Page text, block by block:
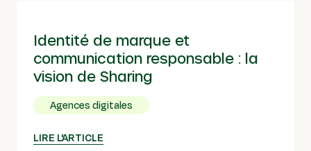
Identité de marque et
communication responsable : la
vision de Sharing
Agences digitales
LIRE L'ARTICLE